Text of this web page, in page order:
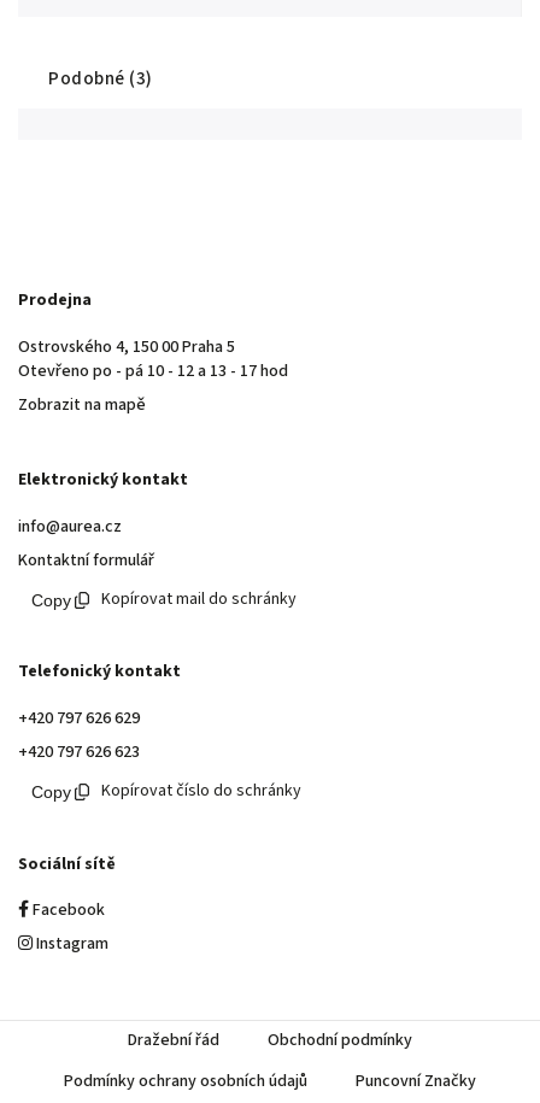
Podobné (3)
Prodejna
Ostrovského 4, 150 00 Praha 5
Otevřeno po - pá 10 - 12 a 13 - 17 hod
Zobrazit na mapě
Elektronický kontakt
info@aurea.cz
Kontaktní formulář
Kopírovat mail do schránky
Telefonický kontakt
+420 797 626 629
+420 797 626 623
Kopírovat číslo do schránky
Sociální sítě
Facebook
Instagram
Dražební řád
Obchodní podmínky
Podmínky ochrany osobních údajů
Puncovní Značky